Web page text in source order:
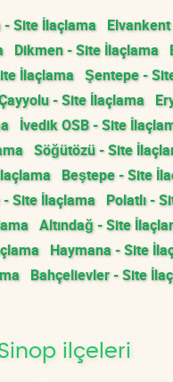
- Site İlaçlama
Dikmen - Site İlaçlama
İlaçlama Şentepe -
- Site İlaçlama
İvedik OSB - Site
Söğütözü - Site
Beştepe - Site
- Site İlaçlama Polatlı -
Altındağ - Site
Haymana - Site
Bahçelievler - Site
ilçeleri